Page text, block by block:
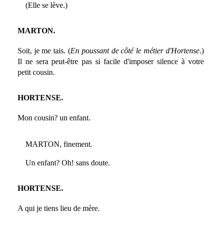
(Elle se lève.)
MARTON.
Soit, je me tais. (En poussant de côté le métier d'Hortense.)
Il ne sera peut-être pas si facile d'imposer silence à votre
petit cousin.
HORTENSE.
Mon cousin? un enfant.
MARTON, finement.
Un enfant? Oh! sans doute.
HORTENSE.
A qui je tiens lieu de mère.